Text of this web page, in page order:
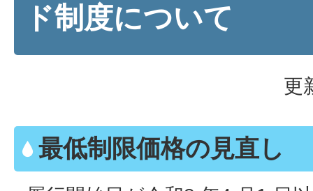
ド制度について
更
最低制限価格の見直し